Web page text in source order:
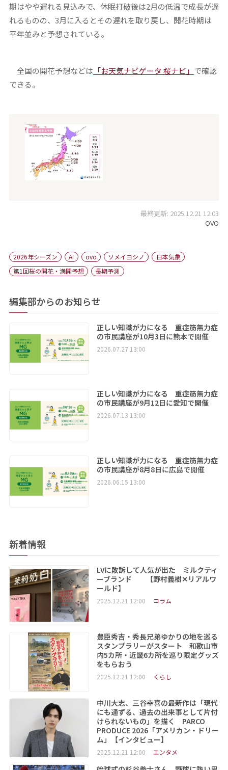
期はやや遅れる見込みで、休眠打破後は2月の低温で成長が遅
れるものの、3月に入るとその遅れを取り戻し、開花時期は
平年並みと予想されている。
全国の開花予想などは 「お天気ナビゲータ 桜ナビ」 で確認
できる。
最終更新: 2025.12.21 12:03
OVO
2026年シーズン AI ovo ソメイヨシノ
日本気象
第1回桜の開花・満開予想
長期予測
編集部からのお知らせ
正しい知識が力になる 重症筋無力症
の市民講座が10月3日に熊本で開催
2026.07.27 13:00
正しい知識が力になる 重症筋無力症
の市民講座が9月12日に愛知で開催
2026.07.13 13:00
正しい知識が力になる 重症筋無力症
の市民講座が8月8日に広島で開催
2026.06.15 13:00
新着情報
LVに敗訴して人気が出た ミルクティ
ーブランド 【野村義樹✕リアルワ
ールド】
2025.12.21 12:00 コラム
豊臣秀吉・秀長兄弟ゆかりの地を巡る
スタンプラリーがスタート 和歌山市
内5カ所・近畿6カ所を巡り限定グッズ
をもらおう
2025.12.21 12:00 くらし
中川大志、三谷幸喜の最新作は「現代
にも通ずる、過去の出来事として片付
けられないもの」を描く PARCO
PRODUCE 2026「アメリカン・ドリー
ム」【インタビュー】
2025.12.21 12:00 エンタメ